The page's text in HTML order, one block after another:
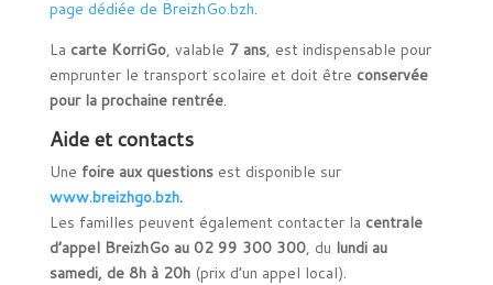
page dédiée de BreizhGo.bzh.
La carte KorriGo, valable 7 ans, est indispensable pour
emprunter le transport scolaire et doit être conservée
pour la prochaine rentrée.
Aide et contacts
Une foire aux questionsest disponible sur
www.breizhgo.bzh.
Les familles peuvent également contacter la centrale
d’appel BreizhGo au 02 99 300 300, du lundi au
samedi, de 8h à 20h(prix d’un appel local).